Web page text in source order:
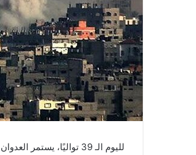
لليوم الـ 39 تواليًا،